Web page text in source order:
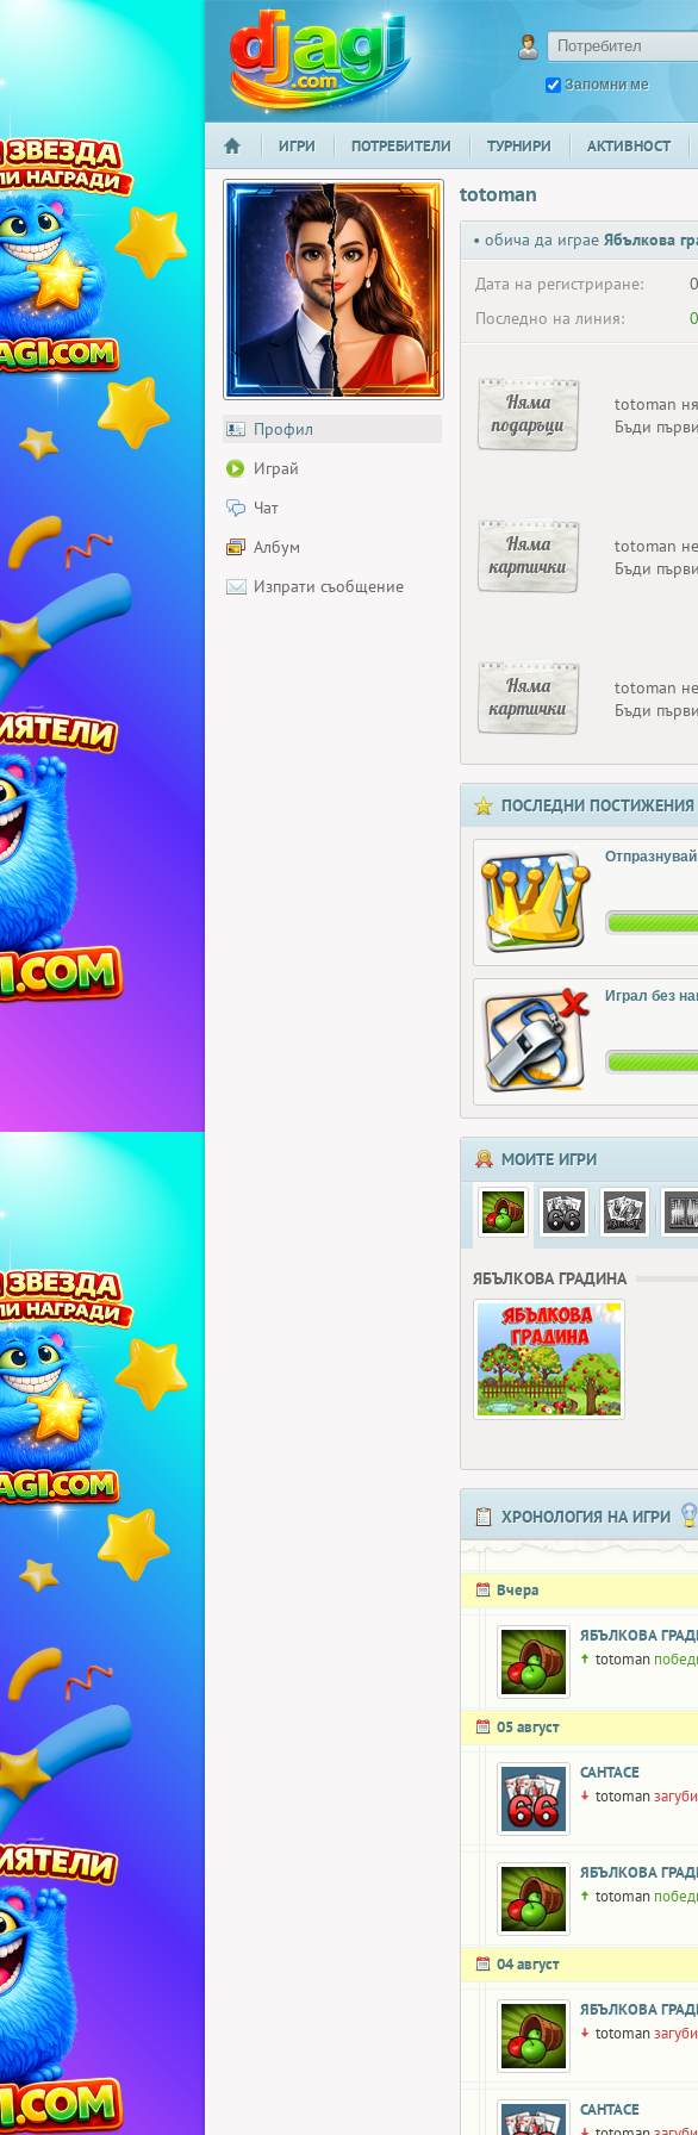
djagi.com
Запомни ме
НАЧАЛО
ИГРИ ПОТРЕБИТЕЛИ ТУРНИРИ АКТИВНОСТ
Профил
Играй
Чат
Албум
Изпрати съобщение
totoman
• обича да играе Ябълкова
Дата на регистриране:
Последно на линия:
Няма
подаръци
totoman
Бъди
Няма
картички
totoman
Бъди
Няма
картички
totoman
Бъди
ПОСЛЕДНИ ПОСТИЖЕНИЯ
Играл без
МОИТЕ ИГРИ
ЯБЪЛКОВА ГРАДИНА
ХРОНОЛОГИЯ НА ИГРИ
Вчера
ЯБЪЛКОВА
totoman
05 август
САНТАСЕ
totoman
ЯБЪЛКОВА
totoman
04 август
ЯБЪЛКОВА
totoman
САНТАСЕ